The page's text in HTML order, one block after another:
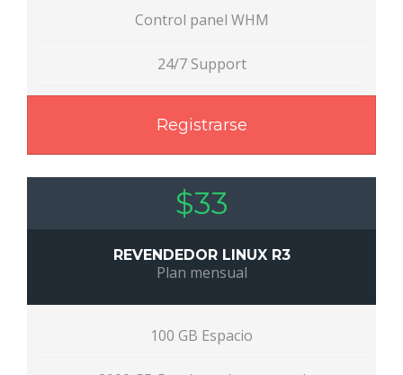
Control panel WHM
24/7 Support
Registrarse
$33
REVENDEDOR LINUX R3
Plan mensual
100 GB Espacio